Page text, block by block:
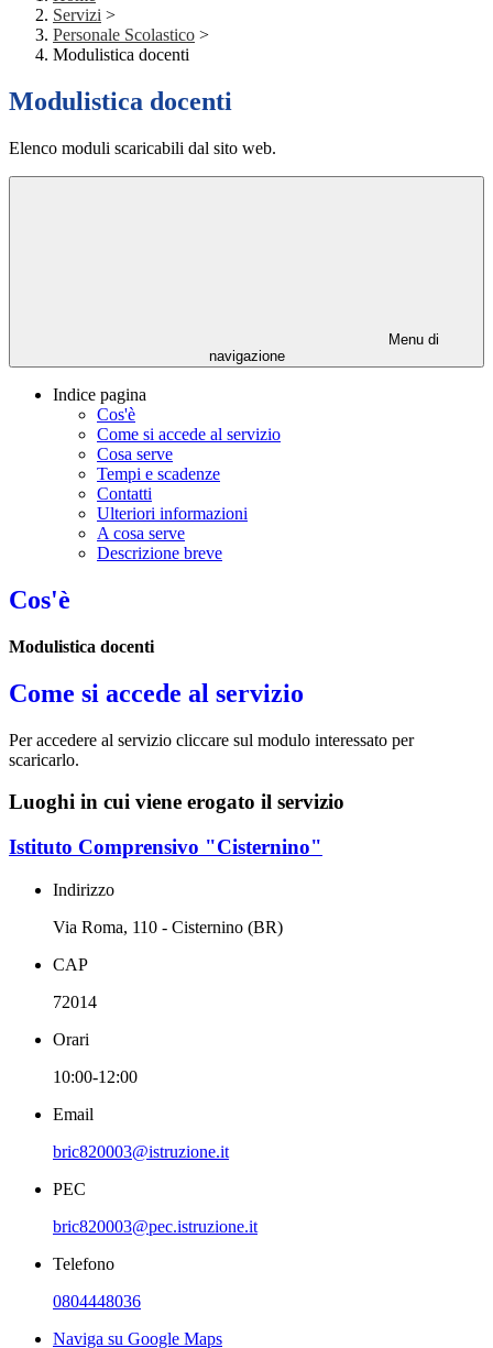
Servizi >
Personale Scolastico >
Modulistica docenti
Modulistica docenti
Elenco moduli scaricabili dal sito web.
Menu di
navigazione
Indice pagina
Cos'è
Come si accede al servizio
Cosa serve
Tempi e scadenze
Contatti
Ulteriori informazioni
A cosa serve
Descrizione breve
Cos'è
Modulistica docenti
Come si accede al servizio
Per accedere al servizio cliccare sul modulo interessato per
scaricarlo.
Luoghi in cui viene erogato il servizio
Istituto Comprensivo "Cisternino"
Indirizzo
Via Roma, 110 - Cisternino (BR)
CAP
72014
Orari
10:00-12:00
Email
bric820003@istruzione.it
PEC
bric820003@pec.istruzione.it
Telefono
0804448036
Naviga su Google Maps